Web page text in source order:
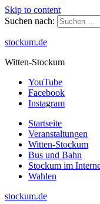
Skip to content
Suchen nach:
stockum.de
Witten-Stockum
YouTube
Facebook
Instagram
Startseite
Veranstaltungen
Witten-Stockum
Bus und Bahn
Stockum im
Wahlen
stockum.de